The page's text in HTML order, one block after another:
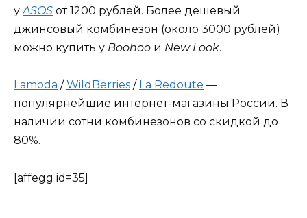
уASOS от 1200 рублей. Более дешевый
джинсовый комбинезон (около 3000 рублей)
можно купить у Boohoo и New Look.
Lamoda /WildBerries / La Redoute —
популярнейшие интернет-магазины России. В
наличии сотни комбинезонов со скидкой до
80%.
[affegg id=35]